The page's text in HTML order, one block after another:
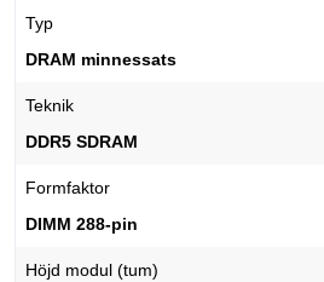
Typ
DRAM minnessats
Teknik
DDR5 SDRAM
Formfaktor
DIMM 288-pin
Höjd modul (tum)